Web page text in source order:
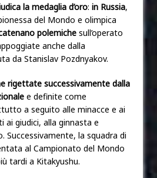
la medaglia d’oro: in Russia,
del Mondo e olimpica
polemiche sull’operato
anche dalla
da Stanislav Pozdnyakov.
rigettate successivamente dalla
e definite come
a seguito alle minacce e ai
ai giudici, alla ginnasta e
Successivamente, la squadra di
al Campionato del Mondo
tardi a Kitakyushu.